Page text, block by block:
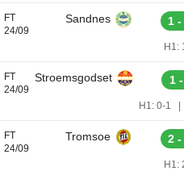
FT
24/09
Sandnes 1 -
H1:
FT
24/09
Stroemsgodset 1
H1: 0-1
FT
24/09
Tromsoe 2 -
H1: